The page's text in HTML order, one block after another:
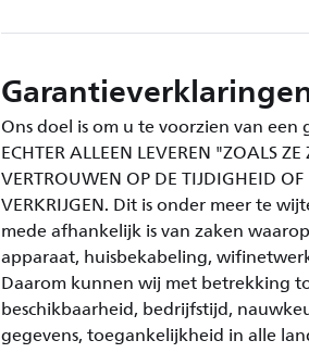
Ons doel is om u te voorzien van een
ECHTER ALLEEN LEVEREN "ZOALS
VERTROUWEN OP DE TIJDIGHEID
VERKRIJGEN. Dit is onder meer te
mede afhankelijk is van zaken
apparaat, huisbekabeling,
Daarom kunnen wij met betrekking
beschikbaarheid, bedrijfstijd,
gegevens, toegankelijkheid in alle